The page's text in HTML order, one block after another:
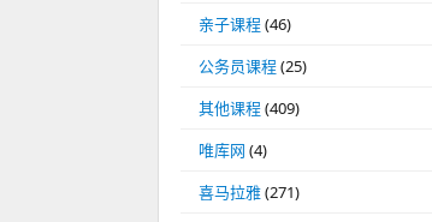
亲子课程(46)
公务员课程(25)
其他课程(409)
唯库网 (4)
喜马拉雅(271)